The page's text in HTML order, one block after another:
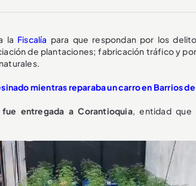
la Fiscalía para que respondan por los
de plantaciones; fabricación tráfico y
mientras reparaba un carro en Barrios de
entregada a Corantioquia, entidad que